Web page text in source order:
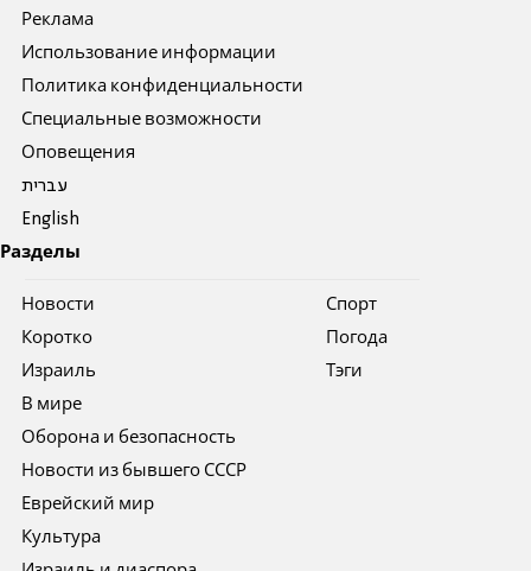
Реклама
Использование информации
Политика конфиденциальности
Специальные возможности
Оповещения
עברית
English
Разделы
Новости
Коротко
Израиль
В мире
Оборона и безопасность
Новости из бывшего СССР
Еврейский мир
Культура
Спорт
Погода
Тэги